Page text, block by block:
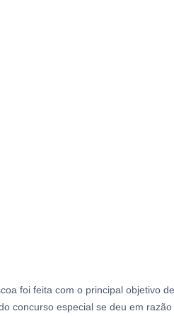
foi feita com o principal objetivo de
concurso especial se deu em razão